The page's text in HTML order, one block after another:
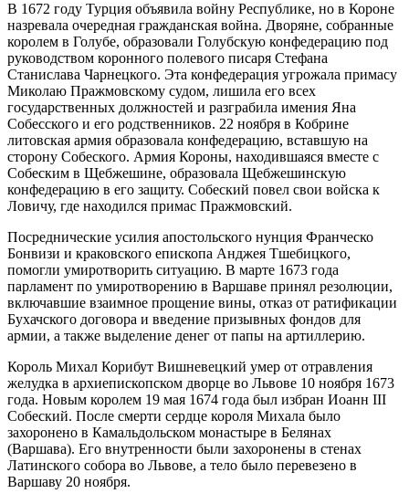
В 1672 году Турция объявила войну Республике, но в Короне
назревала очередная гражданская война. Дворяне, собранные
королем в Голубе, образовали Голубскую конфедерацию под
руководством коронного полевого писаря Стефана
Станислава Чарнецкого. Эта конфедерация угрожала примасу
Миколаю Пражмовскому судом, лишила его всех
государственных должностей и разграбила имения Яна
Собесского и его родственников. 22 ноября в Кобрине
литовская армия образовала конфедерацию, вставшую на
сторону Собеского. Армия Короны, находившаяся вместе с
Собеским в Щебжешине, образовала Щебжешинскую
конфедерацию в его защиту. Собеский повел свои войска к
Ловичу, где находился примас Пражмовский.
Посреднические усилия апостольского нунция Франческо
Бонвизи и краковского епископа Анджея Тшебицкого,
помогли умиротворить ситуацию. В марте 1673 года
парламент по умиротворению в Варшаве принял резолюции,
включавшие взаимное прощение вины, отказ от ратификации
Бухачского договора и введение призывных фондов для
армии, а также выделение денег от папы на артиллерию.
Король Михал Корибут Вишневецкий умер от отравления
желудка в архиепископском дворце во Львове 10 ноября 1673
года. Новым королем 19 мая 1674 года был избран Иоанн III
Собеский. После смерти сердце короля Михала было
захоронено в Камальдольском монастыре в Белянах
(Варшава). Его внутренности были захоронены в стенах
Латинского собора во Львове, а тело было перевезено в
Варшаву 20 ноября.